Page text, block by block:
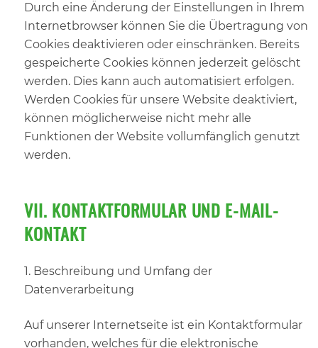
Durch eine Änderung der Einstellungen in Ihrem
Internetbrowser können Sie die Übertragung von
Cookies deaktivieren oder einschränken. Bereits
gespeicherte Cookies können jederzeit gelöscht
werden. Dies kann auch automatisiert erfolgen.
Werden Cookies für unsere Website deaktiviert,
können möglicherweise nicht mehr alle
Funktionen der Website vollumfänglich genutzt
werden.
VII. KONTAKTFORMULAR UND E-MAIL-
KONTAKT
1. Beschreibung und Umfang der
Datenverarbeitung
Auf unserer Internetseite ist ein Kontaktformular
vorhanden, welches für die elektronische